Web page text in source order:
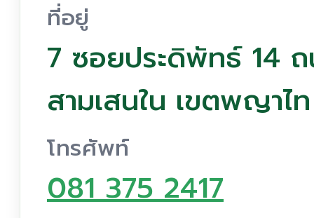
ที่อยู่
7 ซอยประดิพัทธ์ 14
สามเสนใน เขตพญา
โทรศัพท์
081 375 2417